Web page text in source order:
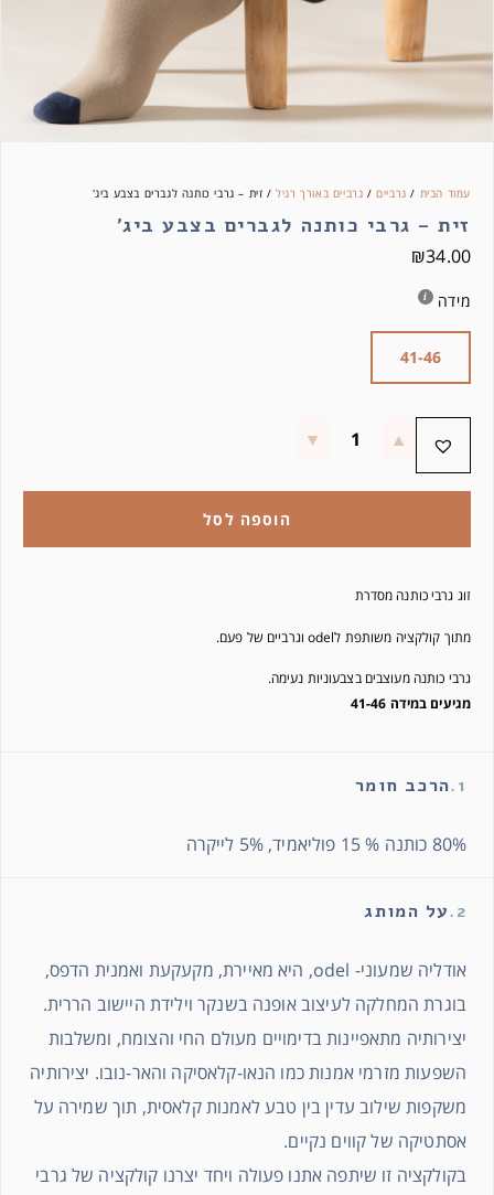
עמוד הבית / גרביים/ גרביים באורך רגיל/ זית – גרבי כותנה לגברים בצבע ביג'
זית – גרבי כותנה לגברים בצבע ביג'
₪34.00
מידה
41-46
הוספה לסל
זוג גרבי כותנה מסדרת
מתוך קולקציה משותפת לodel וגרביים של פעם.
גרבי כותנה מעוצבים בצבעוניות נעימה.
מגיעים במידה 41-46
1. הרכב חומר
80% כותנה % 15 פוליאמיד, 5% לייקרה
2. על המותג
אודליה שמעוני- odel, היא מאיירת, מקעקעת ואמנית הדפס,
בוגרת המחלקה לעיצוב אופנה בשנקר וילידת היישוב הררית.
יצירותיה מתאפיינות בדימויים מעולם החי והצומח, ומשלבות
השפעות מזרמי אמנות כמו הנאו-קלאסיקה והאר-נובו. יצירותיה
משקפות שילוב עדין בין טבע לאמנות קלאסית, תוך שמירה על
אסתטיקה של קווים נקיים.
בקולקציה זו שיתפה אתנו פעולה ויחד יצרנו קולקציה של גרבי